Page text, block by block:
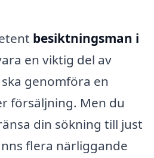
besiktningsman i
en viktig del av
genomföra en
försäljning. Men du
din sökning till just
flera närliggande